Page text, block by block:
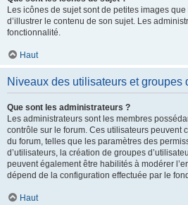
Les icônes de sujet sont de petites images que
d’illustrer le contenu de son sujet. Les
fonctionnalité.
Haut
Niveaux des utilisateurs et groupes
Que sont les administrateurs ?
Les administrateurs sont les membres
contrôle sur le forum. Ces utilisateurs peuvent
du forum, telles que les paramètres des
d’utilisateurs, la création de groupes
peuvent également être habilités à modérer
dépend de la configuration effectuée par le
Haut